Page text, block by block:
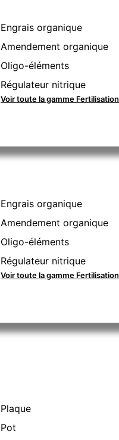
Engrais organique
Amendement organique
Oligo-éléments
Régulateur nitrique
Voir toute la gamme Fertilisation
Engrais organique
Amendement organique
Oligo-éléments
Régulateur nitrique
Voir toute la gamme Fertilisation
Plaque
Pot